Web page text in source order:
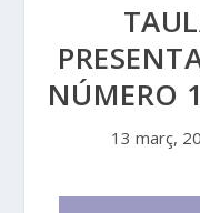
NÚMERO
13 març,